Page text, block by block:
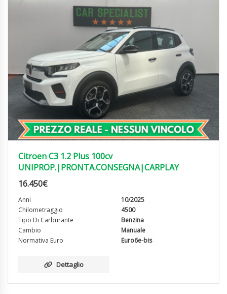
Citroen C3 1.2 Plus 100cv
UNIPROP.|PRONTA.CONSEGNA|CARPLAY
16.450€
Anni
10/2025
Chilometraggio
4500
Tipo Di Carburante
Benzina
Cambio
Manuale
Normativa Euro
Euro6e-bis
Dettaglio